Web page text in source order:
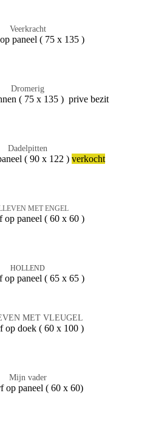
Veerkracht
paneel ( 75 x 135 )
Dromerig
( 75 x 135 ) prive bezit
Dadelpitten
( 90 x 122 ) verkocht
MET ENGEL
op paneel ( 60 x 60 )
HOLLEND
op paneel ( 65 x 65 )
MET VLEUGEL
op doek ( 60 x 100 )
Mijn vader
op paneel ( 60 x 60)